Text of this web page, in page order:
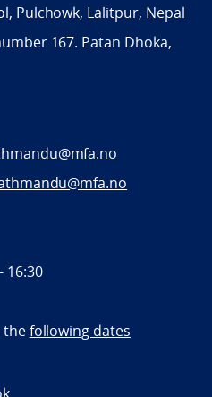
Pulchowk, Lalitpur, Nepal
167. Patan Dhoka,
16:30
thefollowing dates